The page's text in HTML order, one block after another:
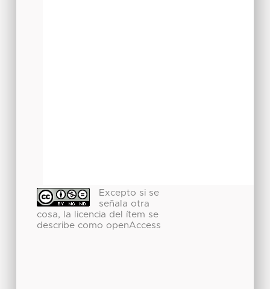
Excepto si se
señala otra
cosa, la licencia del ítem se
describe como openAccess